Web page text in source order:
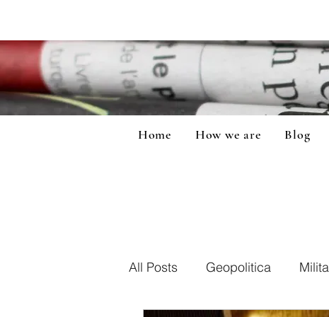
Home How we are Blog
All Posts Geopolitica